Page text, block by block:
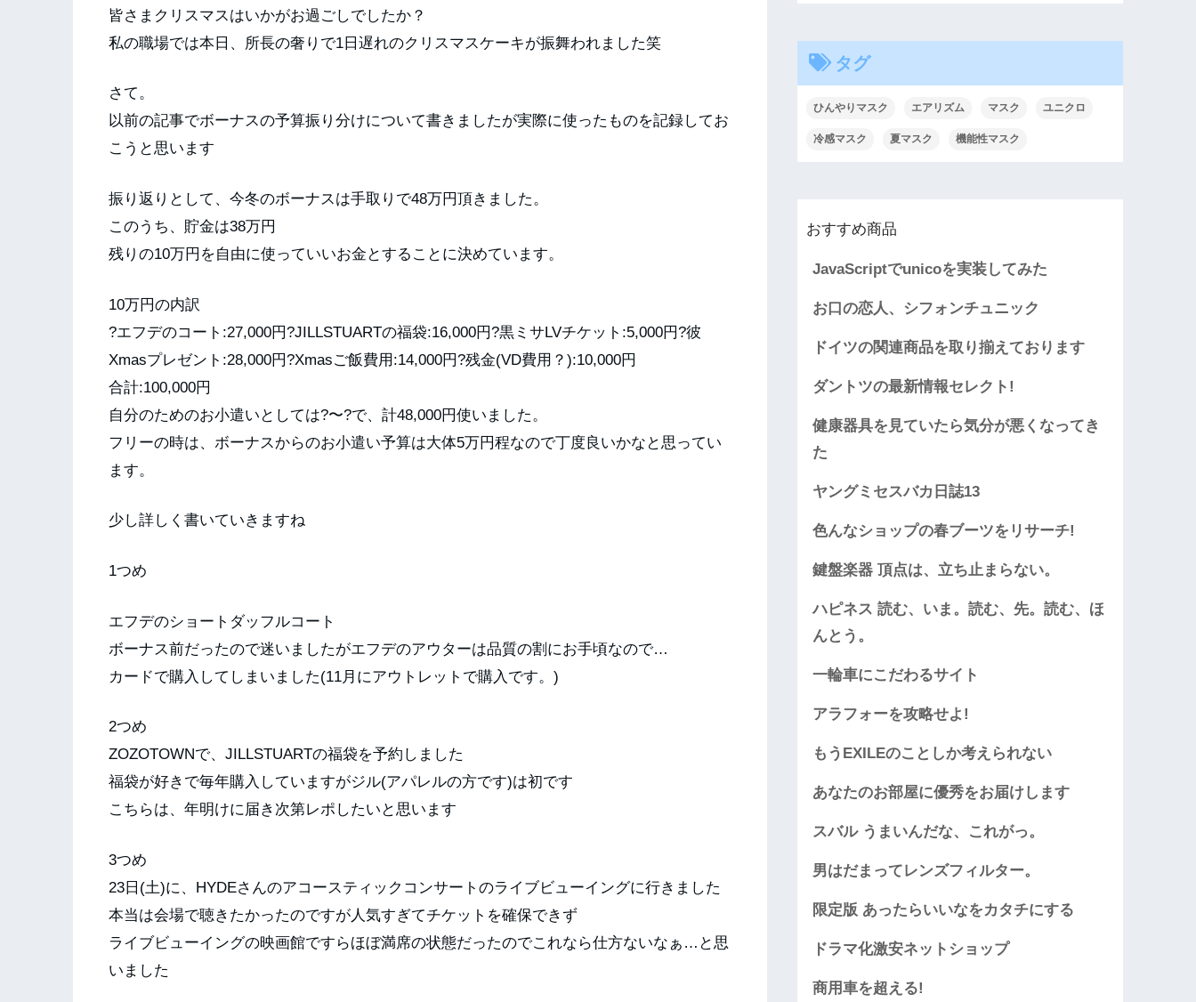
皆さまクリスマスはいかがお過ごしでしたか？
私の職場では本日、所長の奢りで1日遅れのクリスマスケーキが振舞われました笑
さて。
以前の記事でボーナスの予算振り分けについて書きましたが実際に使ったものを記録してお
こうと思います
振り返りとして、今冬のボーナスは手取りで48万円頂きました。
このうち、貯金は38万円
残りの10万円を自由に使っていいお金とすることに決めています。
10万円の内訳
?エフデのコート:27,000円?JILLSTUARTの福袋:16,000円?黒ミサLVチケット:5,000円?彼
Xmasプレゼント:28,000円?Xmasご飯費用:14,000円?残金(VD費用？):10,000円
合計:100,000円
自分のためのお小遣いとしては?〜?で、計48,000円使いました。
フリーの時は、ボーナスからのお小遣い予算は大体5万円程なので丁度良いかなと思ってい
ます。
少し詳しく書いていきますね
1つめ
エフデのショートダッフルコート
ボーナス前だったので迷いましたがエフデのアウターは品質の割にお手頃なので…
カードで購入してしまいました(11月にアウトレットで購入です。)
2つめ
ZOZOTOWNで、JILLSTUARTの福袋を予約しました
福袋が好きで毎年購入していますがジル(アパレルの方です)は初です
こちらは、年明けに届き次第レポしたいと思います
3つめ
23日(土)に、HYDEさんのアコースティックコンサートのライブビューイングに行きました
本当は会場で聴きたかったのですが人気すぎてチケットを確保できず
ライブビューイングの映画館ですらほぼ満席の状態だったのでこれなら仕方ないなぁ…と思
いました
タグ
ひんやりマスク エアリズム マスク ユニクロ
冷感マスク 夏マスク 機能性マスク
おすすめ商品
JavaScriptでunicoを実装してみた
お口の恋人、シフォンチュニック
ドイツの関連商品を取り揃えております
ダントツの最新情報セレクト!
健康器具を見ていたら気分が悪くなってき
た
ヤングミセスバカ日誌13
色んなショップの春ブーツをリサーチ!
鍵盤楽器 頂点は、立ち止まらない。
ハピネス 読む、いま。読む、先。読む、ほ
んとう。
一輪車にこだわるサイト
アラフォーを攻略せよ!
もうEXILEのことしか考えられない
あなたのお部屋に優秀をお届けします
スバル うまいんだな、これがっ。
男はだまってレンズフィルター。
限定版 あったらいいなをカタチにする
ドラマ化激安ネットショップ
商用車を超える!